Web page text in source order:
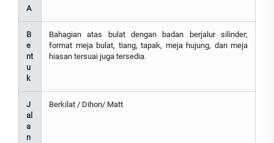
A
B
e
nt
u
k
Bahagian atas bulat dengan badan berjalur silinder;
format meja bulat, tiang, tapak, meja hujung, dan meja
hiasan tersuai juga tersedia.
J
al
a
n
Berkilat / Dihon/ Matt